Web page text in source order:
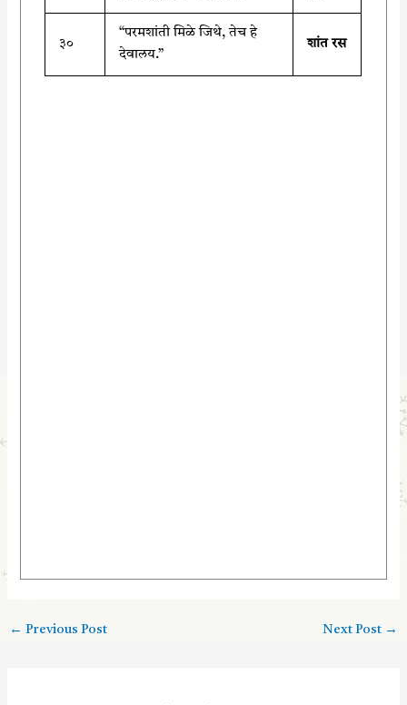
३०
“परमशांती मिळे जिथे, तेच हे
देवालय.”
शांत रस
← Previous Post Next Post →